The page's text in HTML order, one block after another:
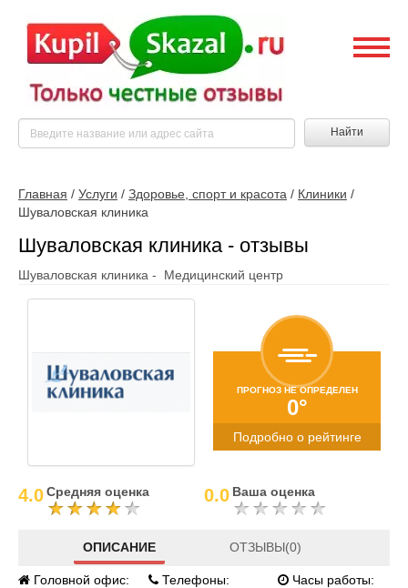
Найти
Главная / Услуги / Здоровье, спорт и красота / Клиники /
Шуваловская клиника
Шуваловская клиника - отзывы
Шуваловская клиника - Медицинский центр
ПРОГНОЗ НЕ ОПРЕДЕЛЕН
0°
Подробно о рейтинге
4.0Средняя оценка 0.0 Ваша оценка
ОПИСАНИЕ ОТЗЫВЫ(0)
Головной офис:
Телефоны:
Часы работы: